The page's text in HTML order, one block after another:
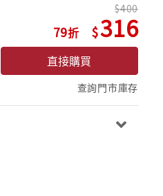
79
400
316
直接購買
查詢門市庫存